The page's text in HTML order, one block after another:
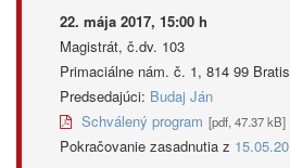
22. mája 2017, 15:00 h
Magistrát, č.dv. 103
Primaciálne nám. č. 1, 814 99
Predsedajúci: Budaj Ján
Schválený program [pdf, 47.37 kB]
Pokračovanie zasadnutia z